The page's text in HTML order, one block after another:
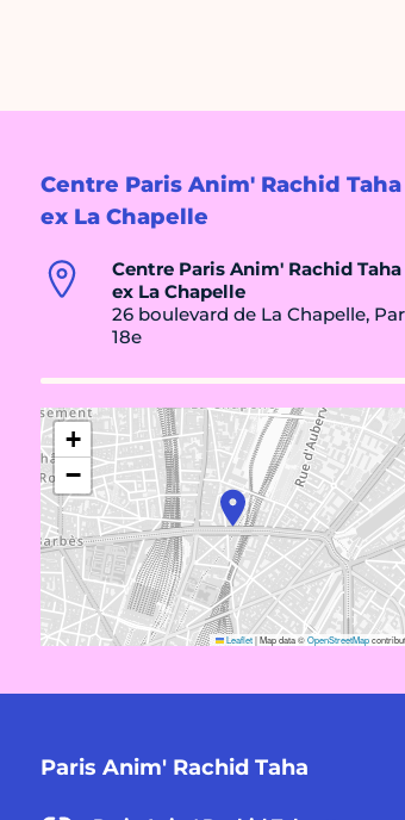
Centre Paris Anim' Rachid Taha
ex La Chapelle
Centre Paris Anim' Rachid Taha
ex La Chapelle
26 boulevard de La Chapelle,
18e
+
−
Leaflet|Map data ©OpenStreetMap
Paris Anim' Rachid Taha